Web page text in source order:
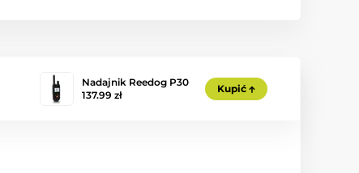
Nadajnik Reedog P30
137.99 zł
Kupić